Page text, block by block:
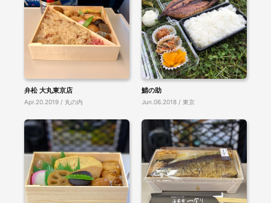
弁松 大丸東京店
Apr.20.2019 / 丸の内
鯖の助
Jun.06.2018 / 東京